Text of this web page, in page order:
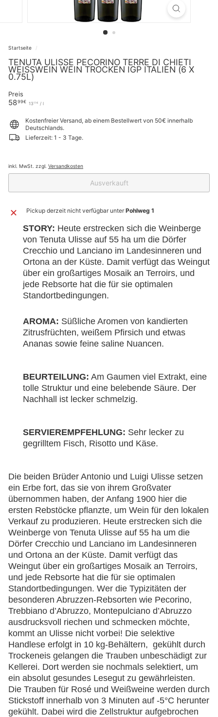
Startseite /
TENUTA ULISSE PECORINO TERRE DI CHIETI
WEISSWEIN WEIN TROCKEN IGP ITALIEN (6 X 0
.75L)
Preis
Normaler
5899€58,99€
1311€ 13,11€
/ l
Kostenfreier Versand, ab einem Bestellwert von 50€ innerhalb
Deutschlands.
Lieferzeit: 1 - 3 Tage.
inkl. MwSt. zzgl. Versandkosten
Ausverkauft
Pickup derzeit nicht verfügbar unter Pohlweg 1
STORY: Heute erstrecken sich die Weinberge
von Tenuta Ulisse auf 55 ha um die Dörfer
Crecchio und Lanciano im Landesinneren und
Ortona an der Küste. Damit verfügt das Weingut
über ein großartiges Mosaik an Terroirs, und
jede Rebsorte hat die für sie optimalen
Standortbedingungen.
AROMA: Süßliche Aromen von kandierten
Zitrusfrüchten, weißem Pfirsich und etwas
Ananas sowie feine saline Nuancen.
BEURTEILUNG: Am Gaumen viel Extrakt, eine
tolle Struktur und eine belebende Säure. Der
Nachhall ist lecker schmelzig.
SERVIEREMPFEHLUNG: Sehr lecker zu
gegrilltem Fisch, Risotto und Käse.
Die beiden Brüder Antonio und Luigi Ulisse setzen
ein Erbe fort, das sie von ihrem Großvater
übernommen haben, der Anfang 1900 hier die
ersten Rebstöcke pflanzte, um Wein für den lokalen
Verkauf zu produzieren. Heute erstrecken sich die
Weinberge von Tenuta Ulisse auf 55 ha um die
Dörfer Crecchio und Lanciano im Landesinneren
und Ortona an der Küste. Damit verfügt das
Weingut über ein großartiges Mosaik an Terroirs,
und jede Rebsorte hat die für sie optimalen
Standortbedingungen. Wer die Typizitäten der
besonderen Abruzzen-Rebsorten wie Pecorino,
Trebbiano d’Abruzzo, Montepulciano d’Abruzzo
ausdrucksvoll riechen und schmecken möchte,
kommt an Ulisse nicht vorbei! Die selektive
Handlese erfolgt in 10 kg-Behältern, gekühlt durch
Trockeneis gelangen die Trauben unbeschädigt zur
Kellerei. Dort werden sie nochmals selektiert, um
ein absolut gesundes Lesegut zu gewährleisten.
Die Trauben für Rosé und Weißweine werden durch
Stickstoff innerhalb von 3 Minuten auf -5°C herunter
gekühlt. Dabei wird die Zellstruktur aufgebrochen